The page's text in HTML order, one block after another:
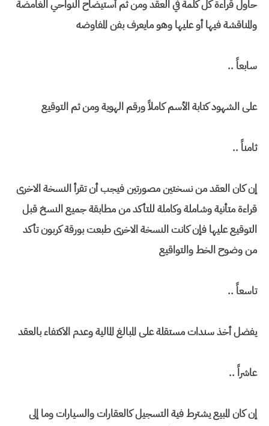
حاول قراءة كل كلمة في العقد ومن ثم أستيضاح النواحي الغامضة
والمناقشة فيها أو عليها وهو مايعرف بفن المفاوضه
سابعاً ..
على الشهود كتابة الأسم كاملاً ورقم الهوية ومن ثم التوقيع
ثامناً ..
إن كان العقد من نسختين مصورتين فيجب أن تقرأ النسخة الاخرى
قراءة متأنية وشاملة وكاملة للتأكد من مطابقة جميع النسخ قبل
التوقيع عليها فإن كانت النسخة الاخرى طبعت بورقة كربون تأكد
من وضوح الخط والتواقيع
تاسعاً ..
يفضل أخذ سندات مستقلة على المبالغ المالية وعدم الاكتفاء بالعقد
عاشراً ..
إن كان المبيع يشترط فية التسجيل كالعقارات والسيارات وما إلى